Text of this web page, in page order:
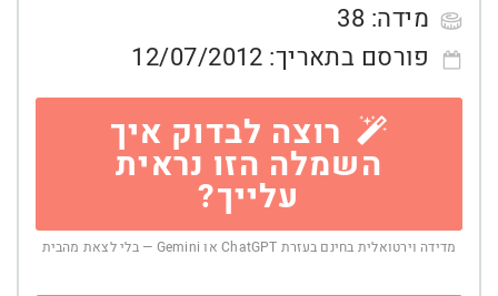
מידה: 38
פורסם בתאריך: 12/07/2012
רוצה לבדוק איך
השמלה הזו נראית
עלייך?
מדידה וירטואלית בחינם בעזרת ChatGPT או Gemini — בלי לצאת מהבית